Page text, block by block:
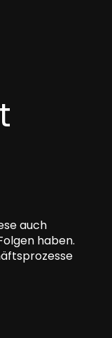
auch
haben.